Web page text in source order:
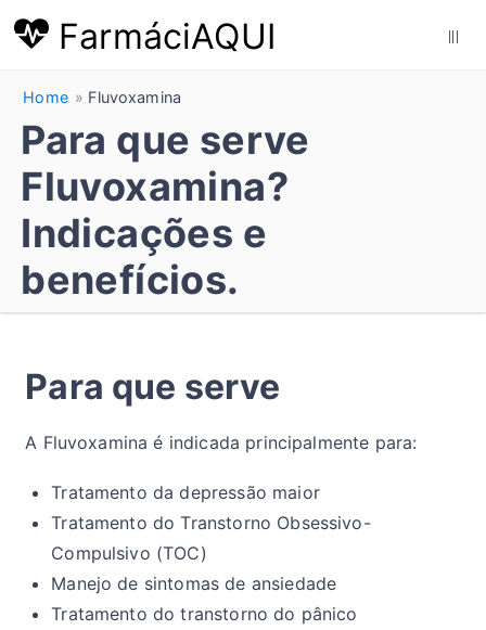
FarmáciAQUI
Home Fluvoxamina
Para que serve
Fluvoxamina?
Indicações e
benefícios.
Para que serve
A Fluvoxamina é indicada principalmente para:
Tratamento da depressão maior
Tratamento do Transtorno Obsessivo-
Compulsivo (TOC)
Manejo de sintomas de ansiedade
Tratamento do transtorno do pânico